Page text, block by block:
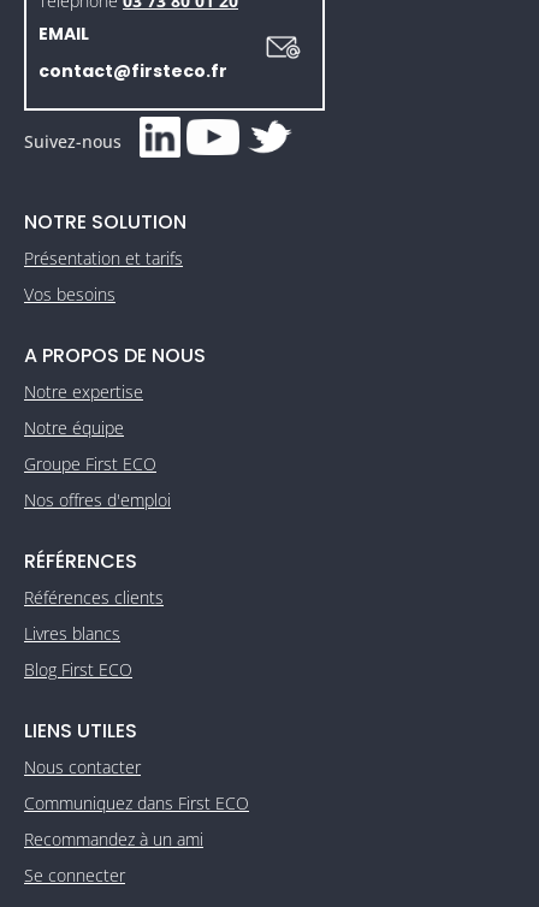
EMAIL
contact@firsteco.fr
Suivez-nous
NOTRE SOLUTION
Présentation et tarifs
Vos besoins
A PROPOS DE NOUS
Notre expertise
Notre équipe
Groupe First ECO
Nos offres d'emploi
RÉFÉRENCES
Références clients
Livres blancs
Blog First ECO
LIENS UTILES
Nous contacter
Communiquez dans First ECO
Recommandez à un ami
Se connecter